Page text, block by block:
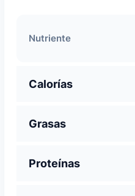
Nutriente
Calorías
Grasas
Proteínas